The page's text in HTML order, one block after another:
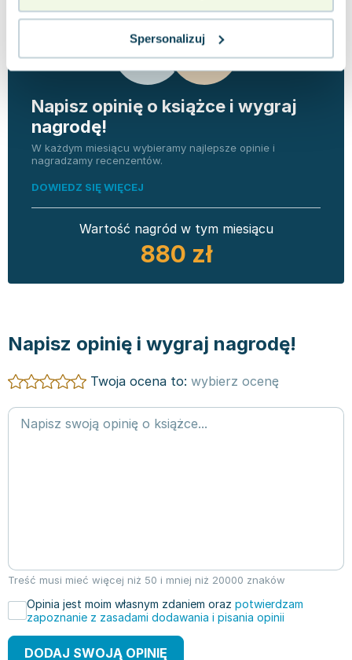
Spersonalizuj
Napisz opinię o książce i wygraj
nagrodę!
W każdym miesiącu wybieramy najlepsze opinie i
nagradzamy recenzentów.
DOWIEDZ SIĘ WIĘCEJ
Wartość nagród w tym miesiącu
880 zł
Napisz opinię i wygraj nagrodę!
Twoja ocena to: wybierz ocenę
Treść musi mieć więcej niż 50 i mniej niż 20000 znaków
Opinia jest moim własnym zdaniem oraz potwierdzam
zapoznanie z zasadami dodawania i pisania opinii
DODAJ SWOJĄ OPINIĘ